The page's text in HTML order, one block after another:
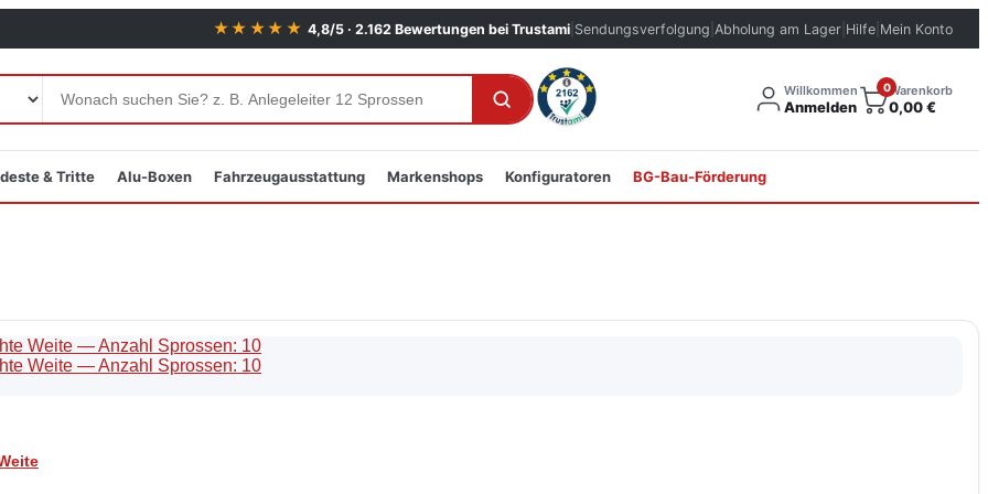
★★★★★ 4,8/5 · 2.162 Bewertungen bei Trustami Sendungsverfolgung Abholung am Lager Hilfe Mein Konto
Willkommen
Anmelden
0Warenkorb
0,00€
& Tritte Alu-Boxen Fahrzeugausstattung Markenshops Konfiguratoren BG-Bau-Förderung